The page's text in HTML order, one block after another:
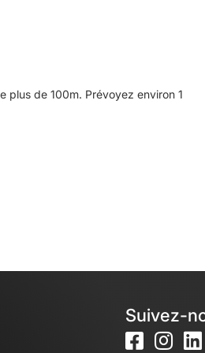
plus de 100m. Prévoyez environ 1
Suivez-